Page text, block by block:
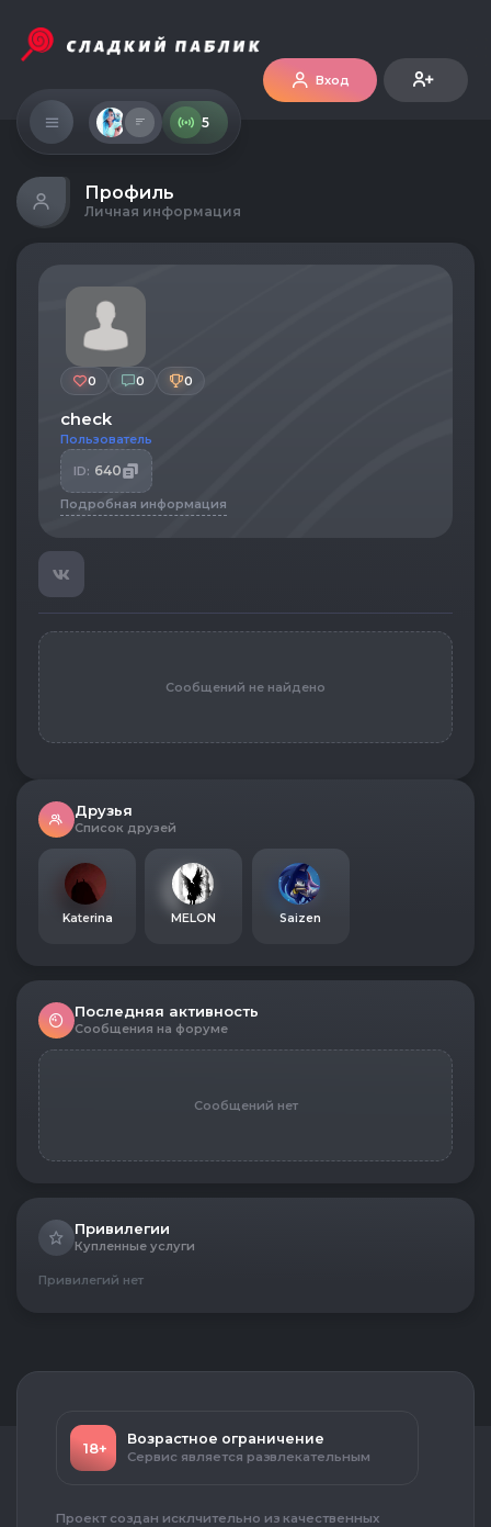
Вход
5
Профиль
Личная информация
0 0 0
check
Пользователь
ID: 640
Подробная информация
Сообщений не найдено
Друзья
Список друзей
Katerina MELON Saizen
Последняя активность
Сообщения на форуме
Сообщений нет
Привилегии
Купленные услуги
Привилегий нет
18+
Возрастное ограничение
Сервис является развлекательным
Проект создан исклчительно из качественных